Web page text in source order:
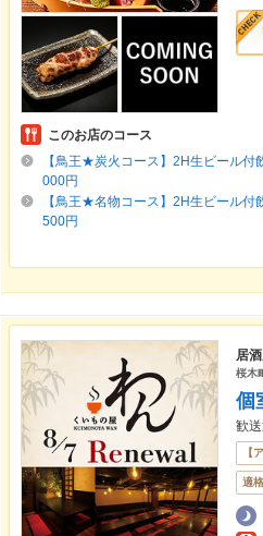
このお店のコース
【鳥王★炭火コース】2H生ビール
000円
【鳥王★名物コース】2H生ビール
500円
居
桜木
個
歓
【
適